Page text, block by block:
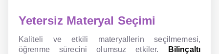
Yetersiz Materyal Seçimi
Kaliteli ve etkili materyallerin seçilmemesi,
öğrenme sürecini olumsuz etkiler.
Bilinçaltı